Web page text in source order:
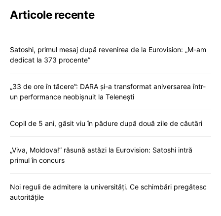
Articole recente
Satoshi, primul mesaj după revenirea de la Eurovision: „M-am
dedicat la 373 procente”
„33 de ore în tăcere”: DARA și-a transformat aniversarea într-
un performance neobișnuit la Telenești
Copil de 5 ani, găsit viu în pădure după două zile de căutări
„Viva, Moldova!” răsună astăzi la Eurovision: Satoshi intră
primul în concurs
Noi reguli de admitere la universități. Ce schimbări pregătesc
autoritățile